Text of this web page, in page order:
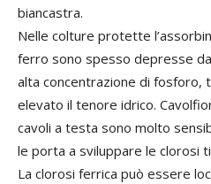
biancastra.
Nelle colture protette
ferro sono spesso depresse
alta concentrazione di fosforo,
elevato il tenore idrico.
cavoli a testa sono molto
le porta a sviluppare le clorosi
La clorosi ferrica può essere